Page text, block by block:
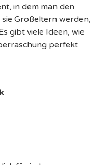
in dem man den
Großeltern werden,
gibt viele Ideen, wie
perfekt